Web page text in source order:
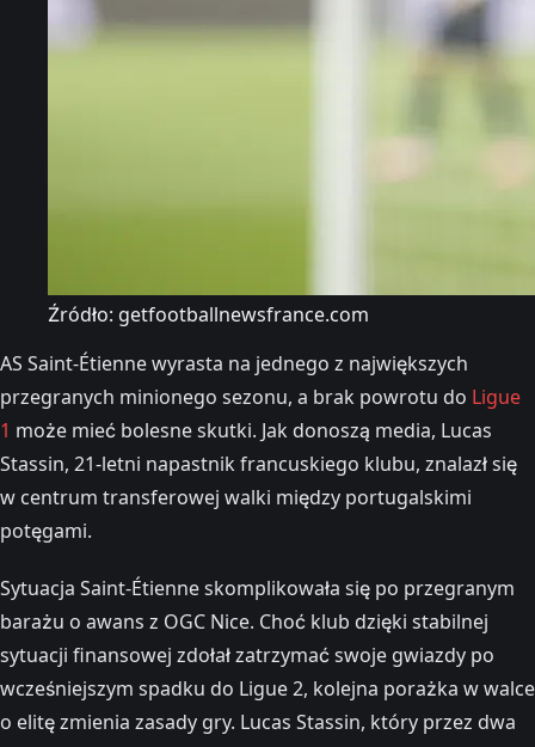
Źródło: getfootballnewsfrance.com
AS Saint-Étienne wyrasta na jednego z największych
przegranych minionego sezonu, a brak powrotu do Ligue
1 może mieć bolesne skutki. Jak donoszą media, Lucas
Stassin, 21-letni napastnik francuskiego klubu, znalazł się
w centrum transferowej walki między portugalskimi
potęgami.
Sytuacja Saint-Étienne skomplikowała się po przegranym
barażu o awans z OGC Nice. Choć klub dzięki stabilnej
sytuacji finansowej zdołał zatrzymać swoje gwiazdy po
wcześniejszym spadku do Ligue 2, kolejna porażka w walce
o elitę zmienia zasady gry. Lucas Stassin, który przez dwa